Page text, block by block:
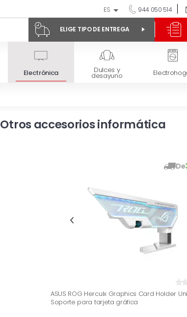
ES 944 050 514
ELIGE TIPO DE ENTREGA
Electrónica Dulces y
desayuno
Otros accesorios informática
De
ASUS ROG Herculx Graphics Card Holder
Soporte para tarjeta gráfica